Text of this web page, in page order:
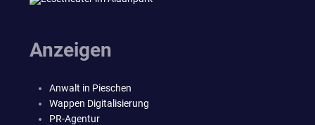
Anzeigen
Anwalt in Pieschen
Wappen Digitalisierung
PR-Agentur